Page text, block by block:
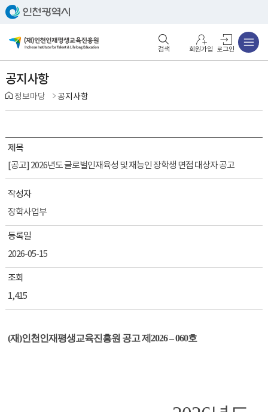
회원가입 로그인
공지사항
정보마당 공지사항
제목
[공고] 2026년도 글로벌인재육성 및 재능인 장학생 면접 대상자 공고
작성자
장학사업부
등록일
2026-05-15
조회
1,415
(재)인천인재평생교육진흥원 공고 제2026–060호